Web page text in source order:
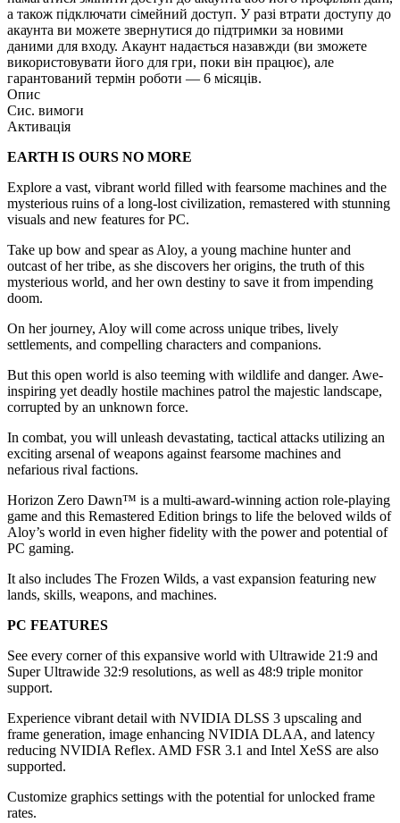
а також підключати сімейний доступ. У разі втрати доступу до
акаунта ви можете звернутися до підтримки за новими
даними для входу. Акаунт надається назавжди (ви зможете
використовувати його для гри, поки він працює), але
гарантований термін роботи — 6 місяців.
Опис
Сис. вимоги
Активація
EARTH IS OURS NO MORE
Explore a vast, vibrant world filled with fearsome machines and the
mysterious ruins of a long-lost civilization, remastered with stunning
visuals and new features for PC.
Take up bow and spear as Aloy, a young machine hunter and
outcast of her tribe, as she discovers her origins, the truth of this
mysterious world, and her own destiny to save it from impending
doom.
On her journey, Aloy will come across unique tribes, lively
settlements, and compelling characters and companions.
But this open world is also teeming with wildlife and danger. Awe-
inspiring yet deadly hostile machines patrol the majestic landscape,
corrupted by an unknown force.
In combat, you will unleash devastating, tactical attacks utilizing an
exciting arsenal of weapons against fearsome machines and
nefarious rival factions.
Horizon Zero Dawn™ is a multi-award-winning action role-playing
game and this Remastered Edition brings to life the beloved wilds of
Aloy’s world in even higher fidelity with the power and potential of
PC gaming.
It also includes The Frozen Wilds, a vast expansion featuring new
lands, skills, weapons, and machines.
PC FEATURES
See every corner of this expansive world with Ultrawide 21:9 and
Super Ultrawide 32:9 resolutions, as well as 48:9 triple monitor
support.
Experience vibrant detail with NVIDIA DLSS 3 upscaling and
frame generation, image enhancing NVIDIA DLAA, and latency
reducing NVIDIA Reflex. AMD FSR 3.1 and Intel XeSS are also
supported.
Customize graphics settings with the potential for unlocked frame
rates.